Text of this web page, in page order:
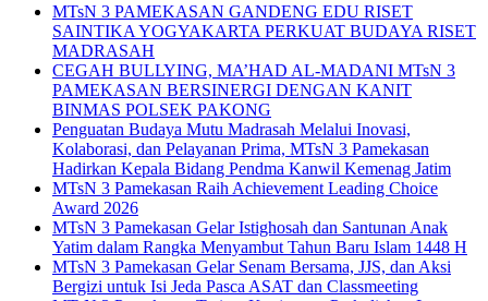
MTsN 3 PAMEKASAN GANDENG EDU RISET
SAINTIKA YOGYAKARTA PERKUAT BUDAYA RISET
MADRASAH
CEGAH BULLYING, MA’HAD AL-MADANI MTsN 3
PAMEKASAN BERSINERGI DENGAN KANIT
BINMAS POLSEK PAKONG
Penguatan Budaya Mutu Madrasah Melalui Inovasi,
Kolaborasi, dan Pelayanan Prima, MTsN 3 Pamekasan
Hadirkan Kepala Bidang Pendma Kanwil Kemenag Jatim
MTsN 3 Pamekasan Raih Achievement Leading Choice
Award 2026
MTsN 3 Pamekasan Gelar Istighosah dan Santunan Anak
Yatim dalam Rangka Menyambut Tahun Baru Islam 1448 H
MTsN 3 Pamekasan Gelar Senam Bersama, JJS, dan Aksi
Bergizi untuk Isi Jeda Pasca ASAT dan Classmeeting